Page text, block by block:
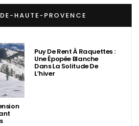
HAUTE-PROVENCE
Puy De Rent À Raquettes :
Une Épopée Blanche
Dans La Solitude De
L’hiver